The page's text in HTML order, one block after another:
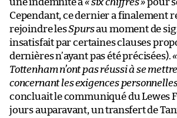
une indemnité à« six chiffres »pour
Cependant, ce dernier a finalement
rejoindre lesSpursau moment de
insatisfait par certaines clauses
dernières n’ayant pas été précisées).
Tottenham n’ont pas réussi à se
concernant les exigences
concluait le communiqué du Lewes
jours auparavant, un transfert de